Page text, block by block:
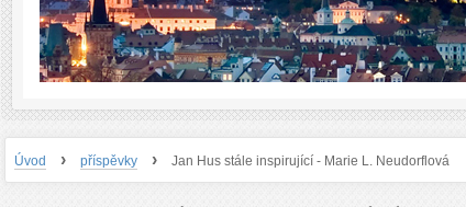
Úvod › příspěvky › Jan Hus stále inspirující - Marie L. Neudorflová